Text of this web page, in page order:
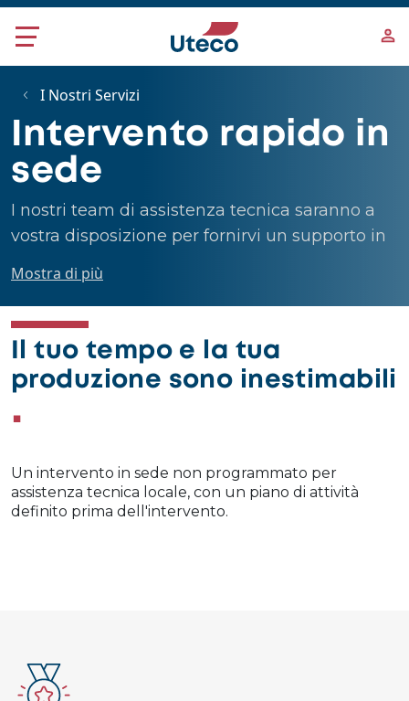
Salta al contenuto principale
I Nostri Servizi
Intervento rapido in
sede
I nostri team di assistenza tecnica saranno a
vostra disposizione per fornirvi un supporto in
critici. I nostri team di esperti vantano una
vasta esperienza in un'ampia gamma di
tecnologie di stampa, garantendo soluzioni
rapide ed efficaci alle vostre esigenze.
Mostra di più
Il tuo tempo e la tua
produzione sono inestimabili
Un intervento in sede non programmato per
assistenza tecnica locale, con un piano di attività
definito prima dell'intervento.
Image